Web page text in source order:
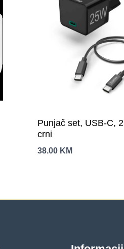
Punjač set, USB-C,
crni
38.00 KM